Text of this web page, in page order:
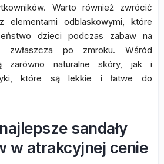
Warto również zwrócić
elementami odblaskowymi, które
dzieci podczas zabaw na
zwłaszcza po zmroku. Wśród
zarówno naturalne skóry, jak i
które są lekkie i łatwe do
sandały
w atrakcyjnej cenie